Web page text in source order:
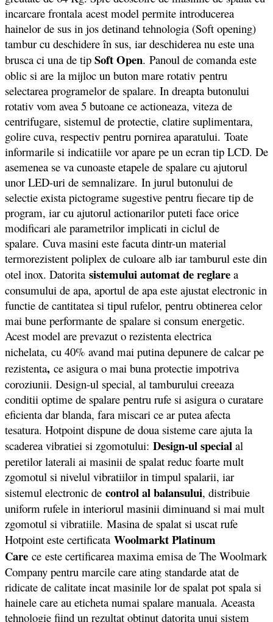
incarcare frontala acest model permite introducerea
hainelor de sus in jos detinand tehnologia (Soft opening)
tambur cu deschidere în sus, iar deschiderea nu este una
brusca ci una de tip Soft Open. Panoul de comanda este
oblic si are la mijloc un buton mare rotativ pentru
selectarea programelor de spalare. In dreapta butonului
rotativ vom avea 5 butoane ce actioneaza, viteza de
centrifugare, sistemul de protectie, clatire suplimentara,
golire cuva, respectiv pentru pornirea aparatului. Toate
informarile si indicatiile vor apare pe un ecran tip LCD. De
asemenea se va cunoaste etapele de spalare cu ajutorul
unor LED-uri de semnalizare. In jurul butonului de
selectie exista pictograme sugestive pentru fiecare tip de
program, iar cu ajutorul actionarilor puteti face orice
modificari ale parametrilor implicati in ciclul de
spalare. Cuva masini este facuta dintr-un material
termorezistent poliplex de culoare alb iar tamburul este din
otel inox. Datorita sistemului automat de reglare a
consumului de apa, aportul de apa este ajustat electronic in
functie de cantitatea si tipul rufelor, pentru obtinerea celor
mai bune performante de spalare si consum energetic.
Acest model are prevazut o rezistenta electrica
nichelata, cu 40% avand mai putina depunere de calcar pe
rezistenta, ce asigura o mai buna protectie impotriva
coroziunii. Design-ul special, al tamburului creeaza
conditii optime de spalare pentru rufe si asigura o curatare
eficienta dar blanda, fara miscari ce ar putea afecta
tesatura. Hotpoint dispune de doua sisteme care ajuta la
scaderea vibratiei si zgomotului: Design-ul special al
peretilor laterali ai masinii de spalat reduc foarte mult
zgomotul si nivelul vibratiilor in timpul spalarii, iar
sistemul electronic de control al balansului, distribuie
uniform rufele in interiorul masinii diminuand si mai mult
zgomotul si vibratiile. Masina de spalat si uscat rufe
Hotpoint este certificata Woolmarkt Platinum
Care ce este certificarea maxima emisa de The Woolmark
Company pentru marcile care ating standarde atat de
ridicate de calitate incat masinile lor de spalat pot spala si
hainele care au eticheta numai spalare manuala. Aceasta
tehnologie fiind un rezultat obtinut datorita unui sistem